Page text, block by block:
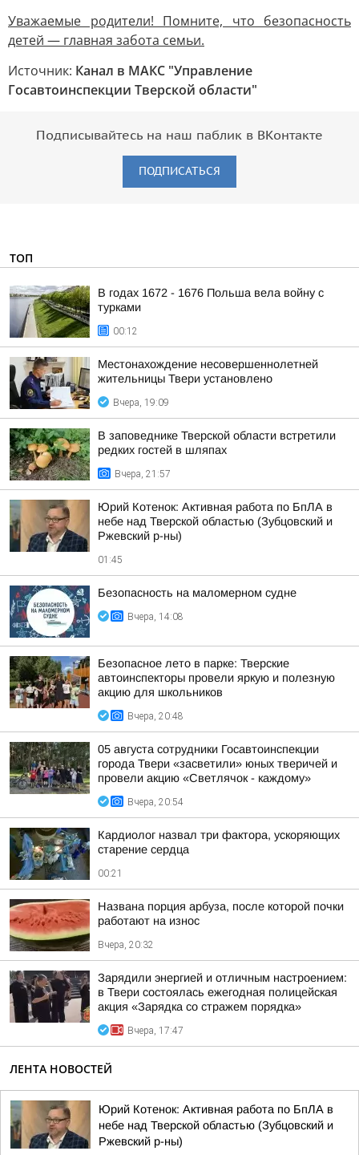
Уважаемые родители! Помните, что безопасность
детей — главная забота семьи.
Источник: Канал в МАКС "Управление
Госавтоинспекции Тверской области"
Подписывайтесь на наш паблик в ВКонтакте
ПОДПИСАТЬСЯ
ТОП
В годах 1672 - 1676 Польша вела войну с
турками
00:12
Местонахождение несовершеннолетней
жительницы Твери установлено
Вчера, 19:09
В заповеднике Тверской области встретили
редких гостей в шляпах
Вчера, 21:57
Юрий Котенок: Активная работа по БпЛА в
небе над Тверской областью (Зубцовский и
Ржевский р-ны)
01:45
Безопасность на малoмернoм судне
Вчера, 14:08
Безопасное лето в парке: Тверские
автоинспекторы провели яркую и полезную
акцию для школьников
Вчера, 20:48
05 августа сотрудники Госавтоинспекции
города Твери «засветили» юных тверичей и
провели акцию «Светлячок - каждому»
Вчера, 20:54
Кардиолог назвал три фактора, ускоряющих
старение сердца
00:21
Названа порция арбуза, после которой почки
работают на износ
Вчера, 20:32
Зарядили энергией и отличным настроением:
в Твери состоялась ежегодная полицейская
акция «Зарядка со стражем порядка»
Вчера, 17:47
ЛЕНТА НОВОСТЕЙ
Юрий Котенок: Активная работа по БпЛА в
небе над Тверской областью (Зубцовский и
Ржевский р-ны)